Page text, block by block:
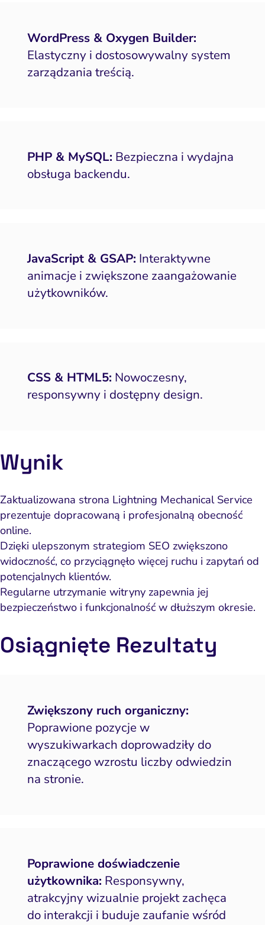
WordPress & Oxygen Builder:
Elastyczny i dostosowywalny system
zarządzania treścią.
PHP & MySQL: Bezpieczna i wydajna
obsługa backendu.
JavaScript & GSAP: Interaktywne
animacje i zwiększone zaangażowanie
użytkowników.
CSS & HTML5: Nowoczesny,
responsywny i dostępny design.
Wynik
Zaktualizowana strona Lightning Mechanical Service
prezentuje dopracowaną i profesjonalną obecność
online.
Dzięki ulepszonym strategiom SEO zwiększono
widoczność, co przyciągnęło więcej ruchu i zapytań od
potencjalnych klientów.
Regularne utrzymanie witryny zapewnia jej
bezpieczeństwo i funkcjonalność w dłuższym okresie.
Osiągnięte Rezultaty
Zwiększony ruch organiczny:
Poprawione pozycje w
wyszukiwarkach doprowadziły do
znaczącego wzrostu liczby odwiedzin
na stronie.
Poprawione doświadczenie
użytkownika: Responsywny,
atrakcyjny wizualnie projekt zachęca
do interakcji i buduje zaufanie wśród